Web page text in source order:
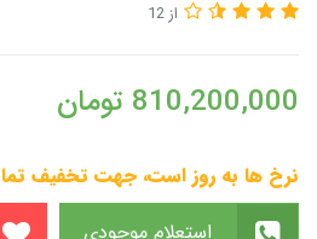
از 12
810,200,000 تومان
نرخ ها به روز است، جهت تخفیف